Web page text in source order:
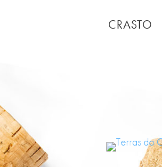
CRASTO